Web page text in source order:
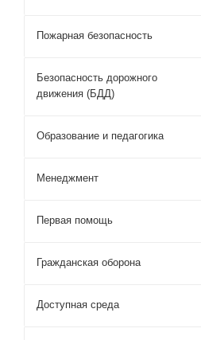
Пожарная безопасность
Безопасность дорожного
движения (БДД)
Образование и педагогика
Менеджмент
Первая помощь
Гражданская оборона
Доступная среда